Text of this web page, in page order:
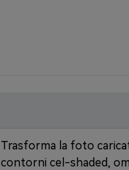
Trasforma la foto
contorni cel-shaded,